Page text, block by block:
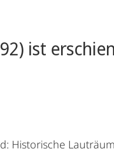
ist
Historische